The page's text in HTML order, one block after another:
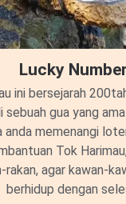
Lucky
ini bersejarah
sebuah gua yang
anda memenangi
Tok
rakan, agar kawan-
berhidup dengan